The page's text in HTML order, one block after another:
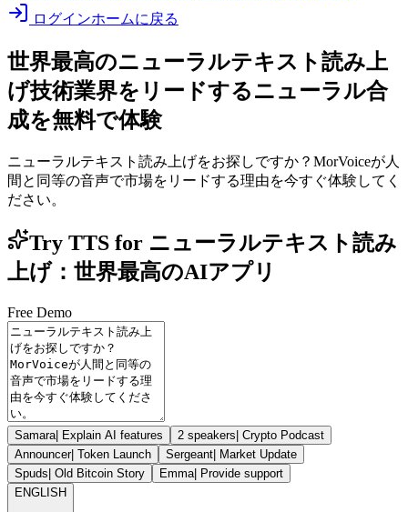
ログインホームに戻る
世界最高のニューラルテキスト読み上
げ技術業界をリードするニューラル合
成を無料で体験
ニューラルテキスト読み上げをお探しですか？MorVoiceが人
間と同等の音声で市場をリードする理由を今すぐ体験してく
ださい。
Try TTS for ニューラルテキスト読み
上げ：世界最高のAIアプリ
Free Demo
Samara| Explain AI features 2 speakers| Crypto Podcast
Announcer| Token Launch Sergeant| Market Update
Spuds| Old Bitcoin Story Emma| Provide support
ENGLISH